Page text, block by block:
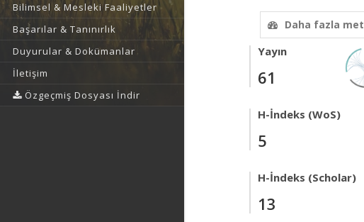
Bilimsel & Mesleki Faaliyetler
Başarılar & Tanınırlık
Duyurular & Dokümanlar
İletişim
Özgeçmiş Dosyası İndir
Daha fazla
Yayın
61
H-İndeks (WoS)
5
H-İndeks (Scholar)
13